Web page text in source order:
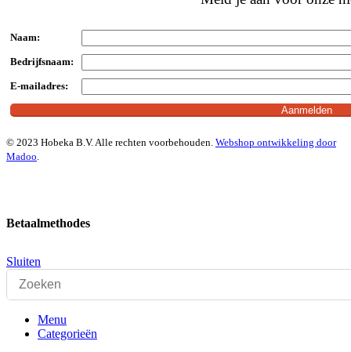
Naam:
Bedrijfsnaam:
E-mailadres:
© 2023 Hobeka B.V. Alle rechten voorbehouden. Webshop ontwikkeling door
Madoo.
Betaalmethodes
Sluiten
Menu
Categorieën